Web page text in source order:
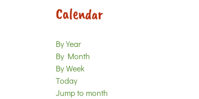
Calendar
By Year
By Month
By Week
Today
Jump to month